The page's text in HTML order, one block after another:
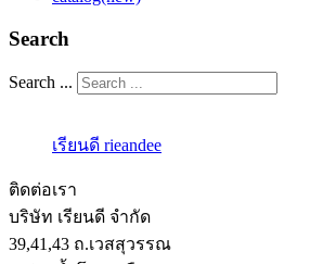
Search
Search ...
เรียนดี rieandee
ติดต่อเรา
บริษัท เรียนดี จำกัด
39,41,43 ถ.เวสสุวรรณ